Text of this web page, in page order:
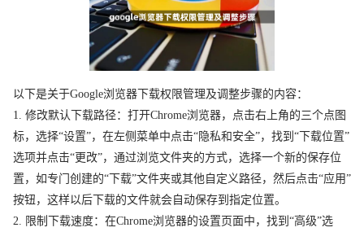
以下是关于Google浏览器下载权限管理及调整步骤的内容：
1. 修改默认下载路径：打开Chrome浏览器，点击右上角的三个点图
标，选择“设置”，在左侧菜单中点击“隐私和安全”，找到“下载位置”
选项并点击“更改”，通过浏览文件夹的方式，选择一个新的保存位
置，如专门创建的“下载”文件夹或其他自定义路径，然后点击“应用”
按钮，这样以后下载的文件就会自动保存到指定位置。
2. 限制下载速度：在Chrome浏览器的设置页面中，找到“高级”选